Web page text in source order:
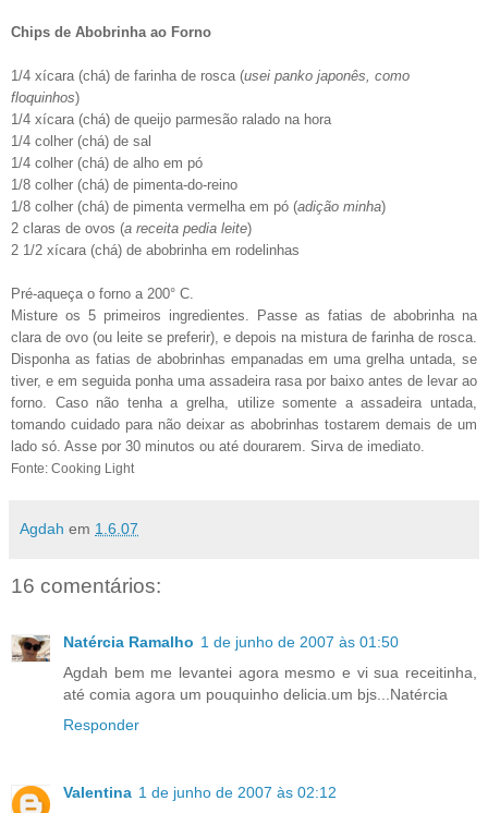
Chips de Abobrinha ao Forno
1/4 xícara (chá) de farinha de rosca (usei panko japonês, como
floquinhos)
1/4 xícara (chá) de queijo parmesão ralado na hora
1/4 colher (chá) de sal
1/4 colher (chá) de alho em pó
1/8 colher (chá) de pimenta-do-reino
1/8 colher (chá) de pimenta vermelha em pó (adição minha)
2 claras de ovos (a receita pedia leite)
2 1/2 xícara (chá) de abobrinha em rodelinhas
Pré-aqueça o forno a 200° C.
Misture os 5 primeiros ingredientes. Passe as fatias de abobrinha na
clara de ovo (ou leite se preferir), e depois na mistura de farinha de rosca.
Disponha as fatias de abobrinhas empanadas em uma grelha untada, se
tiver, e em seguida ponha uma assadeira rasa por baixo antes de levar ao
forno. Caso não tenha a grelha, utilize somente a assadeira untada,
tomando cuidado para não deixar as abobrinhas tostarem demais de um
lado só. Asse por 30 minutos ou até dourarem. Sirva de imediato.
Fonte: Cooking Light
Agdah em 1.6.07
16 comentários:
Natércia Ramalho 1 de junho de 2007 às 01:50
Agdah bem me levantei agora mesmo e vi sua receitinha,
até comia agora um pouquinho delicia.um bjs...Natércia
Responder
Valentina 1 de junho de 2007 às 02:12